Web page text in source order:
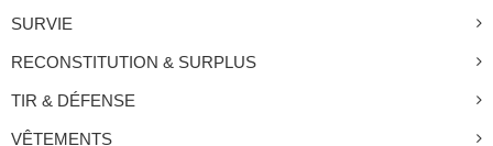
SURVIE
RECONSTITUTION & SURPLUS
TIR & DÉFENSE
VÊTEMENTS